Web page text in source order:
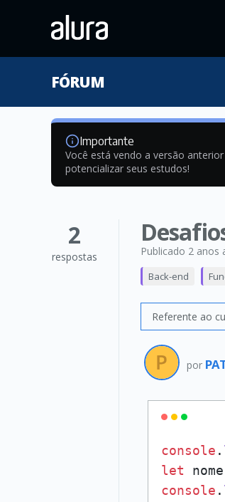
FÓRUM
Importante
Você está vendo a versão
potencializar seus estudos!
2
respostas Publicado 2 anos
Back-end
Referente ao
por
console .
let
console .